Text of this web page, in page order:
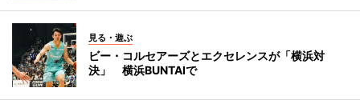
見る・遊ぶ
ビー・コルセアーズとエクセレンスが「横浜対
決」 横浜BUNTAIで